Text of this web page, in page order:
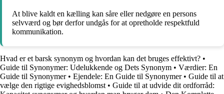
At blive kaldt en kælling kan såre eller nedgøre en persons
selvværd og bør derfor undgås for at opretholde respektfuld
kommunikation.
Hvad er et barsk synonym og hvordan kan det bruges effektivt? •
Guide til Synonymer: Udelukkende og Dets Synonym • Værdier: En
Guide til Synonymer• Ejendele: En Guide til Synonymer• Guide til at
vælge den rigtige evighedsblomst • Guide til at udvide dit ordforråd: